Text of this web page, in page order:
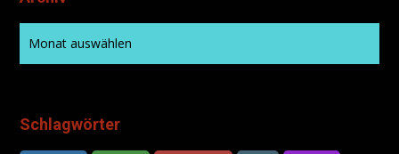
Schlagwörter